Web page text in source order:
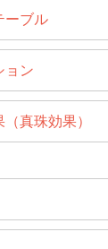
ーブル
ョン
真珠効果）